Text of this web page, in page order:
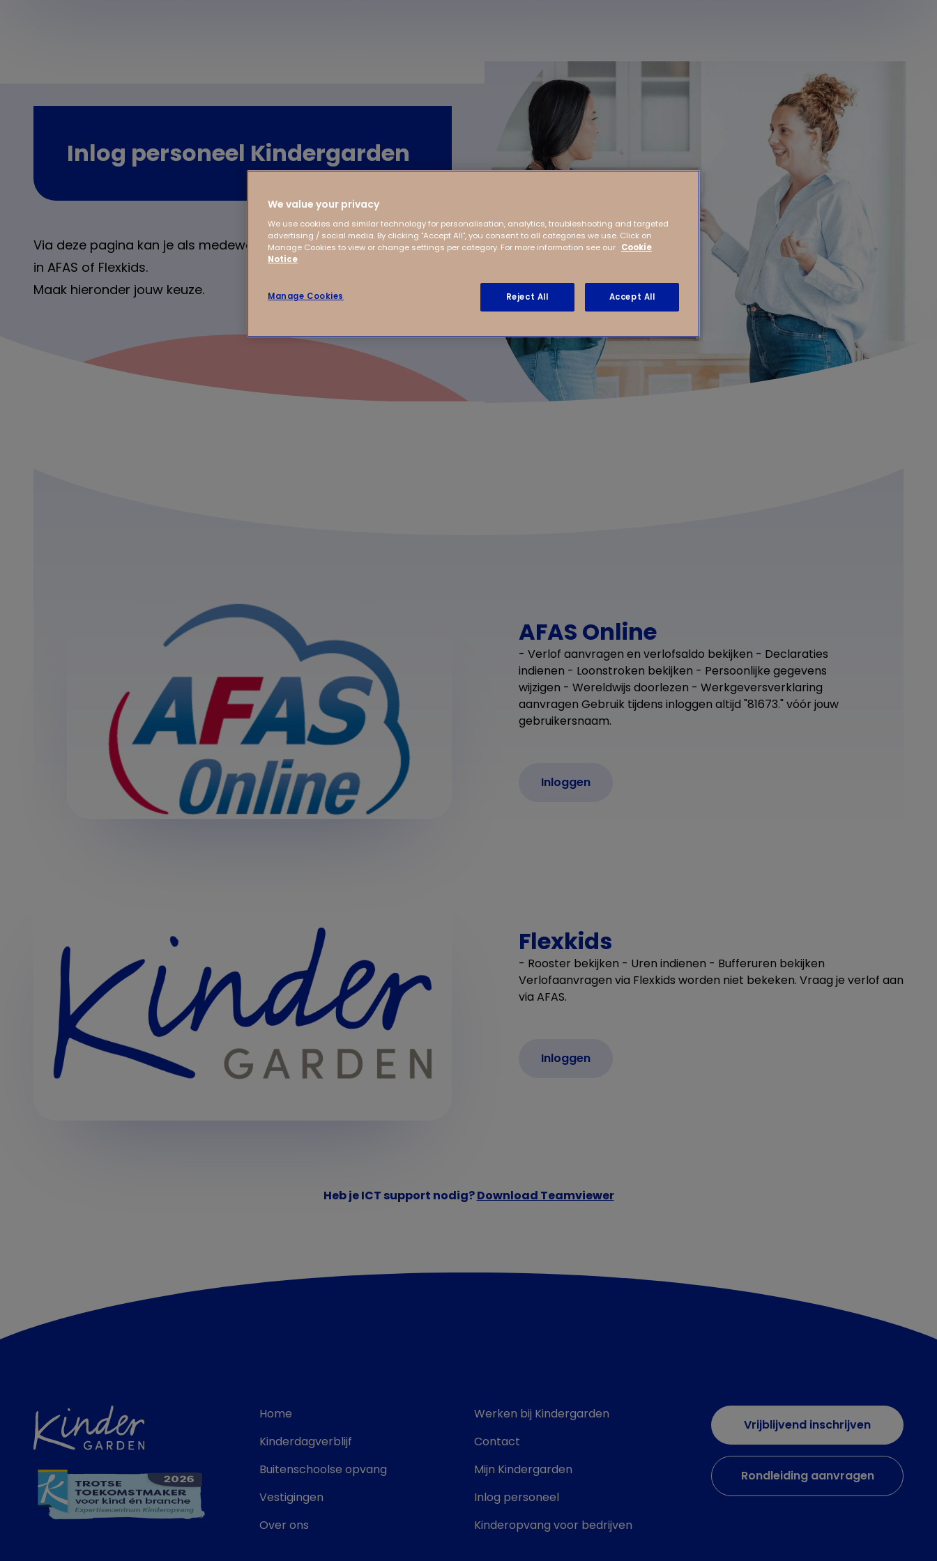
Inlog personeel Kindergarden
Via deze pagina kan je als medewerker van Kindergarden inloggen
in AFAS of Flexkids.
Maak hieronder jouw keuze.
AFAS Online
- Verlof aanvragen en verlofsaldo bekijken - Declaraties
indienen - Loonstroken bekijken - Persoonlijke gegevens
wijzigen - Wereldwijs doorlezen - Werkgeversverklaring
aanvragen Gebruik tijdens inloggen altijd "81673." vóór jouw
gebruikersnaam.
Inloggen
Flexkids
- Rooster bekijken - Uren indienen - Bufferuren bekijken
Verlofaanvragen via Flexkids worden niet bekeken. Vraag je verlof aan
via AFAS.
Inloggen
Heb je ICT support nodig?Download Teamviewer
Home
Kinderdagverblijf
Buitenschoolse opvang
Vestigingen
Over ons
Werken bij Kindergarden
Contact
Mijn Kindergarden
Inlog personeel
Kinderopvang voor bedrijven
Vrijblijvend inschrijven
Rondleiding aanvragen
We value your privacy
We use cookies and similar technology for personalisation, analytics, troubleshooting and targeted
advertising / social media. By clicking "Accept All", you consent to all categories we use. Click on
Manage Cookies to view or change settings per category. For more information see our Cookie
Notice
Manage Cookies Reject All Accept All